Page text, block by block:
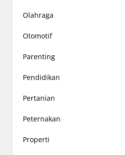
Olahraga
Otomotif
Parenting
Pendidikan
Pertanian
Peternakan
Properti